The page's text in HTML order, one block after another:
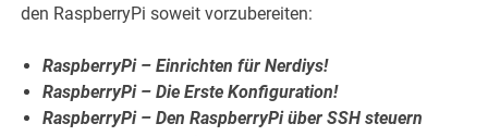
den RaspberryPi soweit vorzubereiten:
RaspberryPi – Einrichten für Nerdiys!
RaspberryPi – Die Erste Konfiguration!
RaspberryPi – Den RaspberryPi über SSH steuern